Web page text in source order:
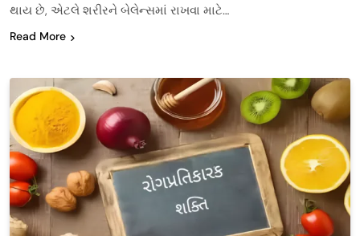
થાય છે, એટલે શરીરને બેલેન્સમાં રાખવા માટે…
Read More